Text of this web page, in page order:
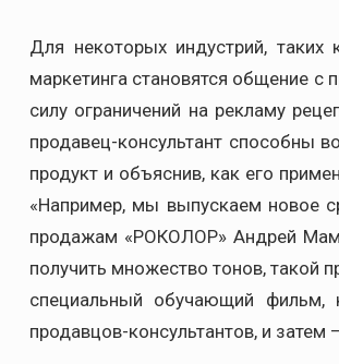
Для некоторых индустрий,
маркетинга становятся общение
силу ограничений на рекламу
продавец-консультант способны
продукт и объяснив, как его
«Например, мы выпускаем новое
продажам «РОКОЛОР» Андрей
получить множество тонов, такой
специальный обучающий фильм,
продавцов-консультантов, и затем